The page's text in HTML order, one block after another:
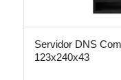
Servidor DNS
123x240x43